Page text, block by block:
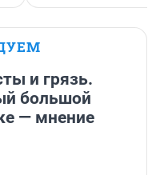
и грязь.
большой
— мнение